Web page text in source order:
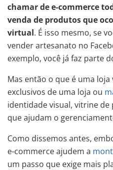
chamar de e-commerce
venda de produtos que
virtual. É isso mesmo, se
vender artesanato no
exemplo, você já faz parte
Mas então o que é uma
exclusivos de uma loja ou
identidade visual, vitrine
que ajudam o
Como dissemos antes,
e-commerce ajudem a
um passo que exige mais